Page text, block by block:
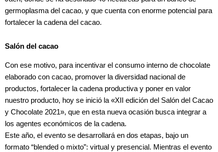
germoplasma del cacao, y que cuenta con enorme potencial para
fortalecer la cadena del cacao.
Salón del cacao
Con ese motivo, para incentivar el consumo interno de chocolate
elaborado con cacao, promover la diversidad nacional de
productos, fortalecer la cadena productiva y poner en valor
nuestro producto, hoy se inició la «XII edición del Salón del Cacao
y Chocolate 2021», que en esta nueva ocasión busca integrar a
los agentes económicos de la cadena.
Este año, el evento se desarrollará en dos etapas, bajo un
formato “blended o mixto”: virtual y presencial. Mientras el evento